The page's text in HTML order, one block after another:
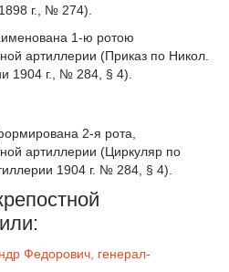
г., № 274).
1-ю ротою
артиллерии (Приказ по Никол.
1904 г., № 284, § 4).
2-я рота,
артиллерии (Циркуляр по
1904 г. № 284, § 4).
Федорович, генерал-